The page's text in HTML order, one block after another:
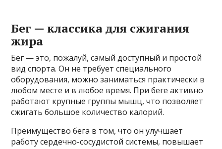
Бег — классика для сжигания
жира
Бег — это, пожалуй, самый доступный и простой
вид спорта. Он не требует специального
оборудования, можно заниматься практически в
любом месте и в любое время. При беге активно
работают крупные группы мышц, что позволяет
сжигать большое количество калорий.
Преимущество бега в том, что он улучшает
работу сердечно-сосудистой системы, повышает